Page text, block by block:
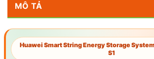
MÔ TẢ
Huawei Smart String Energy Storage System
S1